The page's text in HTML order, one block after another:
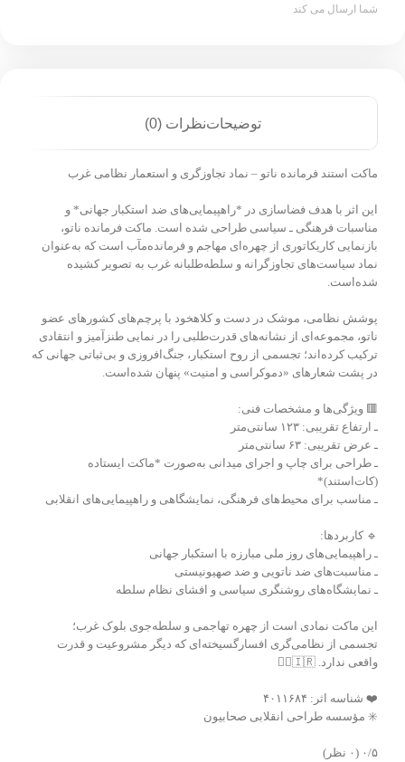
شما ارسال می کند
توضیحاتنظرات (0)
ماکت استند فرمانده ناتو – نماد تجاوزگری و استعمار نظامی غرب
این اثر با هدف فضاسازی در *راهپیمایی‌های ضد استکبار جهانی* و
مناسبات فرهنگی ـ سیاسی طراحی شده است. ماکت فرمانده ناتو،
بازنمایی کاریکاتوری از چهره‌ای مهاجم و فرمانده‌مآب است که به‌عنوان
نماد سیاست‌های تجاوزگرانه و سلطه‌طلبانه غرب به تصویر کشیده
شده‌است.
پوشش نظامی، موشک در دست و کلاهخود با پرچم‌های کشورهای عضو
ناتو، مجموعه‌ای از نشانه‌های قدرت‌طلبی را در نمایی طنزآمیز و انتقادی
ترکیب کرده‌اند؛ تجسمی از روح استکبار، جنگ‌افروزی و بی‌ثباتی جهانی که
در پشت شعارهای «دموکراسی و امنیت» پنهان شده‌است.
🟥 ویژگی‌ها و مشخصات فنی:
ـ ارتفاع تقریبی: ۱۲۳ سانتی‌متر
ـ عرض تقریبی: ۶۳ سانتی‌متر
ـ طراحی برای چاپ و اجرای میدانی به‌صورت *ماکت ایستاده
(کات‌استند)*
ـ مناسب برای محیط‌های فرهنگی، نمایشگاهی و راهپیمایی‌های انقلابی
🔹 کاربردها:
ـ راهپیمایی‌های روز ملی مبارزه با استکبار جهانی
ـ مناسبت‌های ضد ناتویی و ضد صهیونیستی
ـ نمایشگاه‌های روشنگری سیاسی و افشای نظام سلطه
این ماکت نمادی است از چهره تهاجمی و سلطه‌جوی بلوک غرب؛
تجسمی از نظامی‌گری افسارگسیخته‌ای که دیگر مشروعیت و قدرت
واقعی ندارد. 🇮🇷✊🏻
❤️ شناسه اثر: ۴۰۱۱۶۸۴
✳️ مؤسسه طراحی انقلابی صحابیون
‫۰/۵ ‫(۰ نظر)